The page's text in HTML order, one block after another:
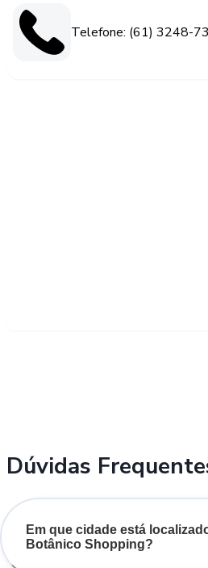
Telefone: (61) 3248-
Dúvidas
Em que cidade está
Botânico Shopping?